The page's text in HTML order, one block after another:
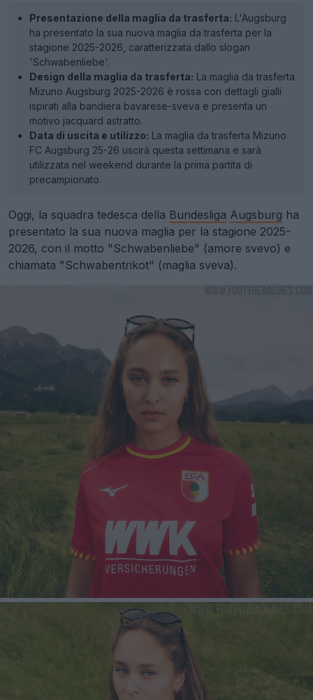
Presentazione della maglia da trasferta: L'Augsburg
ha presentato la sua nuova maglia da trasferta per la
stagione 2025-2026, caratterizzata dallo slogan
'Schwabenliebe'.
Design della maglia da trasferta: La maglia da trasferta
Mizuno Augsburg 2025-2026 è rossa con dettagli gialli
ispirati alla bandiera bavarese-sveva e presenta un
motivo jacquard astratto.
Data di uscita e utilizzo: La maglia da trasferta Mizuno
FC Augsburg 25-26 uscirà questa settimana e sarà
utilizzata nel weekend durante la prima partita di
precampionato.
Oggi, la squadra tedesca della Bundesliga Augsburg ha
presentato la sua nuova maglia per la stagione 2025-
2026, con il motto "Schwabenliebe" (amore svevo) e
chiamata "Schwabentrikot" (maglia sveva).